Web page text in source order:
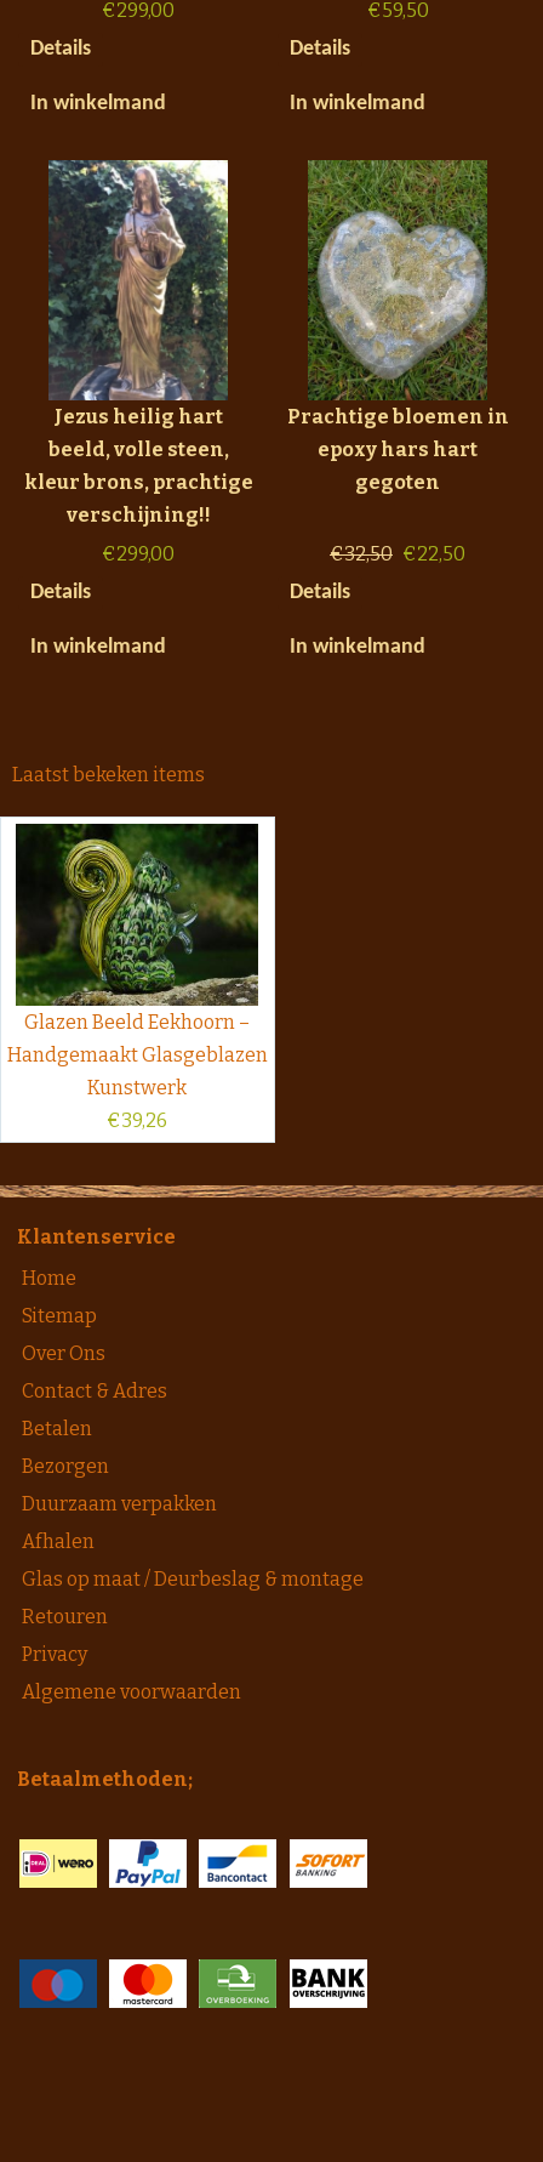
€299,00
Details
In winkelmand
€59,50
Details
In winkelmand
Jezus heilig hart
beeld, volle steen,
kleur brons, prachtige
verschijning!!
€299,00
Details
In winkelmand
Prachtige bloemen in
epoxy hars hart
gegoten
€32,50 €22,50
Details
In winkelmand
Laatst bekeken items
Glazen Beeld Eekhoorn –
Handgemaakt Glasgeblazen
Kunstwerk
€39,26
Klantenservice
Home
Sitemap
Over Ons
Contact & Adres
Betalen
Bezorgen
Duurzaam verpakken
Afhalen
Glas op maat / Deurbeslag & montage
Retouren
Privacy
Algemene voorwaarden
Betaalmethoden;